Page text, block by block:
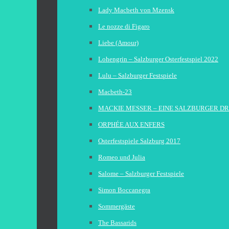
Lady Macbeth von Mzensk
Le nozze di Figaro
Liebe (Amour)
Lohengrin – Salzburger Osterfestspiel 2022
Lulu – Salzburger Festspiele
Macbeth-23
MACKIE MESSER – EINE SALZBURGER
ORPHÉE AUX ENFERS
Osterfestspiele Salzburg 2017
Romeo und Julia
Salome – Salzburger Festspiele
Simon Boccanegra
Sommergäste
The Bassarids